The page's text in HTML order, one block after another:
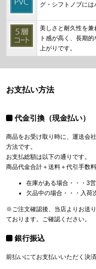
グ・シフトノブには
美しさと耐久性を兼
ト感が高く、長期
上がりです。
お支払い方法
代金引換（現金払い）
商品をお受け取り時に、運送会
方法です。
お支払総額は以下の通りです。
商品代金合計＋送料＋代引手数
在庫がある場合・・・3
欠品中の場合・・・入荷
※ご注文確認後、当店よりお送
ております。ご確認ください。
銀行振込
前払いにてお支払いいただく決済